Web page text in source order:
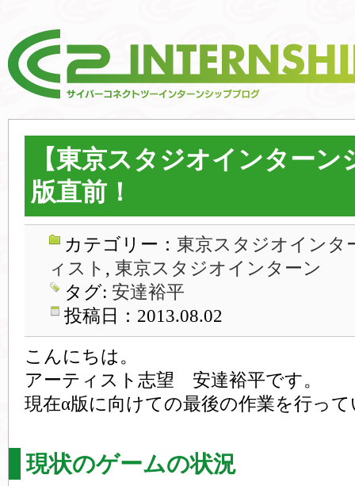
【東京スタジオインターン
版直前！
カテゴリー： 東京スタジオインタ
ィスト , 東京スタジオインターン
タグ: 安達裕平
投稿日：2013.08.02
こんにちは。
アーティスト志望 安達裕平です。
現在α版に向けての最後の作業を行っ
現状のゲームの状況